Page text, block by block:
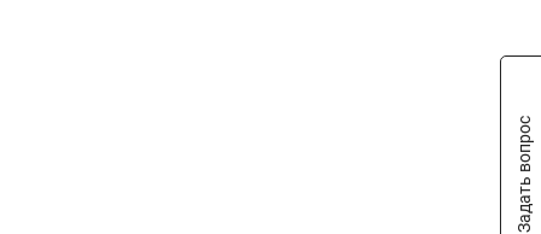
Задать вопрос